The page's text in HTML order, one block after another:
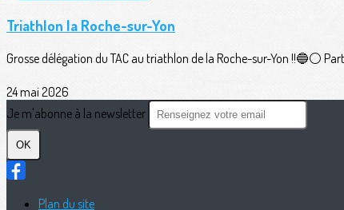
Triathlon la Roche-sur-Yon
Grosse délégation du TAC au triathlon de la Roche-sur-Yon !!🔵⚪️
24 mai 2026
Je m'abonne à la newsletter
OK
Plan du site